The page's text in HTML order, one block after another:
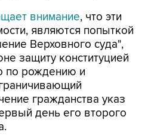
внимание, что эти
являются попыткой
Верховного суда",
защиту конституцией
по рождению и
гражданства указ
день его второго